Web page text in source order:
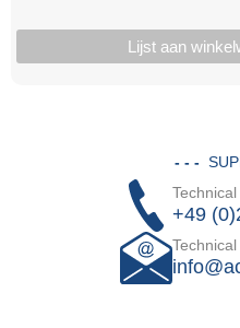
Lijst aan
+49
- - -